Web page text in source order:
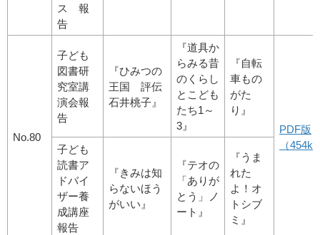
ス 報
告
No.80
子ども
図書研
究室講
演会報
告
『ひみつの
王国 評伝
石井桃子』
『道具か
らみる昔
のくらし
とこども
たち1～
3』
『自転
車もの
がた
り』
PDF版
（
子ども
読書ア
ドバイ
ザー養
成講座
報告
『きみは知
らないほう
がいい』
『テオの
「ありが
とう」ノ
ート』
『うま
れた
よ！オ
トシブ
ミ』